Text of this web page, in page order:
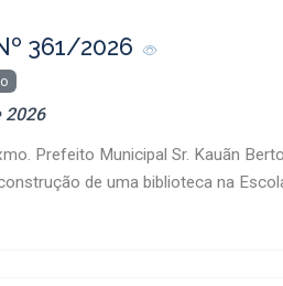
361/2026
2026
Prefeito Municipal Sr. Kauãn
de uma biblioteca na